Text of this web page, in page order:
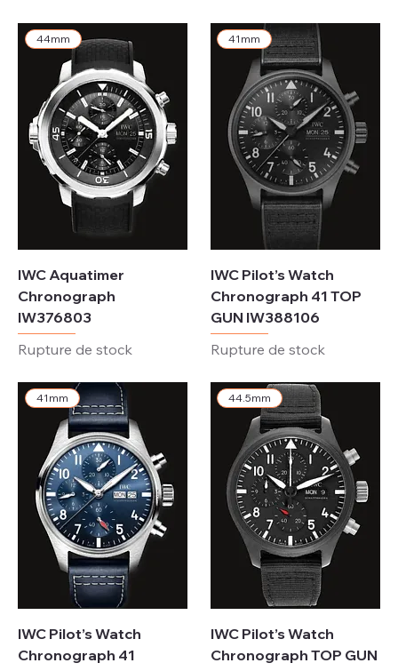
44mm
IWC Aquatimer
Chronograph
IW376803
Rupture de stock
41mm
IWC Pilot’s Watch
Chronograph 41 TOP
GUN IW388106
Rupture de stock
41mm
IWC Pilot’s Watch
Chronograph 41
44.5mm
IWC Pilot’s Watch
Chronograph TOP GUN